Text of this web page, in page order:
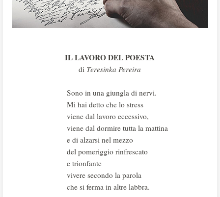
IL LAVORO DEL POESTA
di Teresinka Pereira
Sono in una giungla di nervi.
Mi hai detto che lo stress
viene dal lavoro eccessivo,
viene dal dormire tutta la mattina
e di alzarsi nel mezzo
del pomeriggio rinfrescato
e trionfante
vivere secondo la parola
che si ferma in altre labbra.